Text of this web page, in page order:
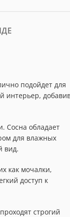
подойдет для
интерьер,
Сосна обладает
для влажных
вид.
как мочалки,
доступ к
строгий